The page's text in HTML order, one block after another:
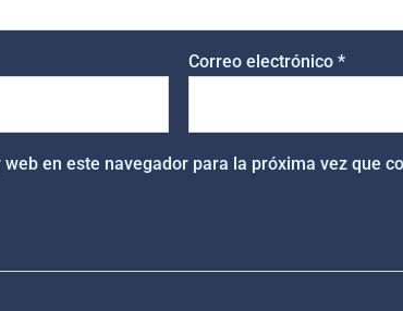
Correo electrónico*
en este navegador para la próxima vez que